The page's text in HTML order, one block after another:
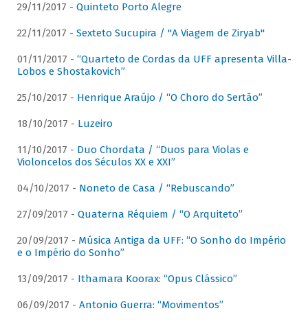
29/11/2017 - Quinteto Porto Alegre
22/11/2017 - Sexteto Sucupira / "A Viagem de Ziryab"
01/11/2017 - “Quarteto de Cordas da UFF apresenta Villa-
Lobos e Shostakovich”
25/10/2017 - Henrique Araújo / “O Choro do Sertão”
18/10/2017 - Luzeiro
11/10/2017 - Duo Chordata / “Duos para Violas e
Violoncelos dos Séculos XX e XXI”
04/10/2017 - Noneto de Casa / “Rebuscando”
27/09/2017 - Quaterna Réquiem / “O Arquiteto”
20/09/2017 - Música Antiga da UFF: “O Sonho do Império
e o Império do Sonho”
13/09/2017 - Ithamara Koorax: “Opus Clássico”
06/09/2017 - Antonio Guerra: “Movimentos”